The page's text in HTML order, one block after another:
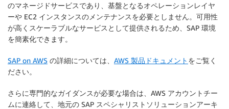
のマネージドサービスであり、基盤となるオペレーションレイヤ
ーや EC2 インスタンスのメンテナンスを必要としません。可用性
が高くスケーラブルなサービスとして提供されるため、SAP 環境
を簡素化できます。
SAP on AWS の詳細については、 AWS 製品ドキュメント をご覧く
ださい。
さらに専門的なガイダンスが必要な場合は、AWS アカウントチー
ムに連絡して、地元の SAP スペシャリストソリューションアーキ